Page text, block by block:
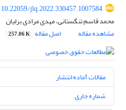
10.22059/jlq.2022.330457.1007584
محمد قاسم تنگستانی، مهدی مرادی برلیان
مشاهده مقاله
اصل مقاله 257.06 K
مقالات آماده انتشار
شماره جاری